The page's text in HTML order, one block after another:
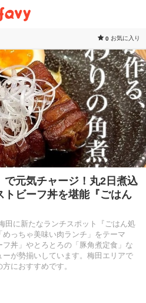
0 お気に入り
で元気チャージ！丸2日煮込
トビーフ丼を堪能『ごはん
田に新たなランチスポット『ごはん処
っちゃ美味い肉ランチ」をテーマ
丼」やとろとろの「豚角煮定食」な
が勢揃いしています。梅田エリアで
におすすめです。